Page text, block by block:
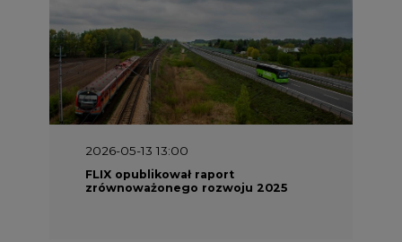
2026-05-13 13:00
FLIX opublikował raport
zrównoważonego rozwoju 2025